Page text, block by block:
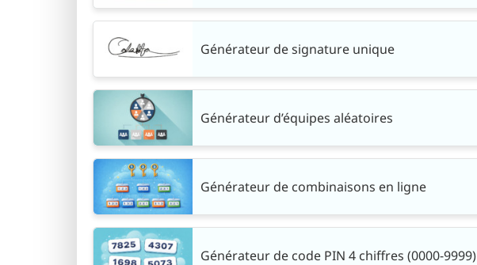
Générateur de signature unique
Générateur d’équipes aléatoires
Générateur de combinaisons en ligne
Générateur de code PIN 4 chiffres (0000-9999)